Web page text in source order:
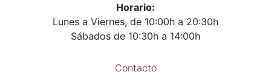
Horario:
Lunes a Viernes, de 10:00h a 20:30h
Sábados de 10:30h a 14:00h
Contacto